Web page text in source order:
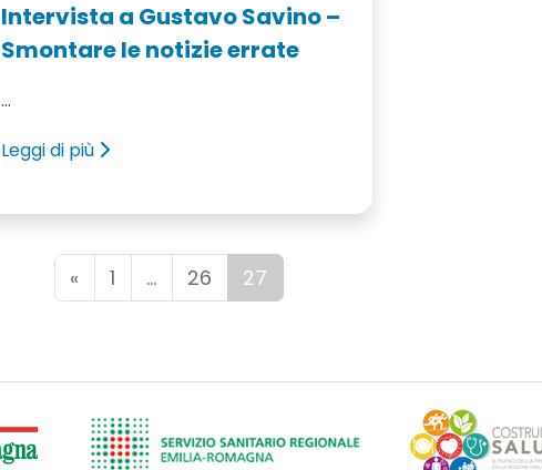
Intervista a Gustavo Savino –
Smontare le notizie errate
...
Leggi di più
« 1 … 26 27